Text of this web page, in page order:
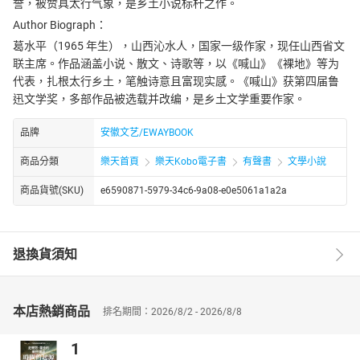
誉，被赞具太行气象，是乡土小说标杆之作。
Author Biograph：
葛水平（1965 年生），山西沁水人，国家一级作家，现任山西省文
联主席。作品涵盖小说、散文、诗歌等，以《喊山》《裸地》等为
代表，扎根太行乡土，笔触诗意且富现实感。《喊山》获第四届鲁
迅文学奖，多部作品被选载并改编，是乡土文学重要作家。
品牌 安徽文艺/EWAYBOOK
商品分類 樂天首頁 樂天Kobo電子書 有聲書 文學小說
商品貨號(SKU) e6590871-5979-34c6-9a08-e0e5061a1a2a
退換貨須知
本店熱銷商品 排名期間：2026/8/2 - 2026/8/8
1